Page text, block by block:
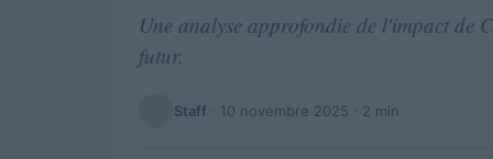
Une analyse approfondie de l'impact de
futur.
Staff · 10 novembre 2025 · 2 min